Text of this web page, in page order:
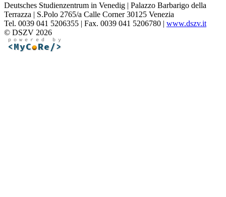
Deutsches Studienzentrum in Venedig | Palazzo Barbarigo della
Terrazza | S.Polo 2765/a Calle Corner 30125 Venezia
Tel. 0039 041 5206355 | Fax. 0039 041 5206780 | www.dszv.it
© DSZV 2026